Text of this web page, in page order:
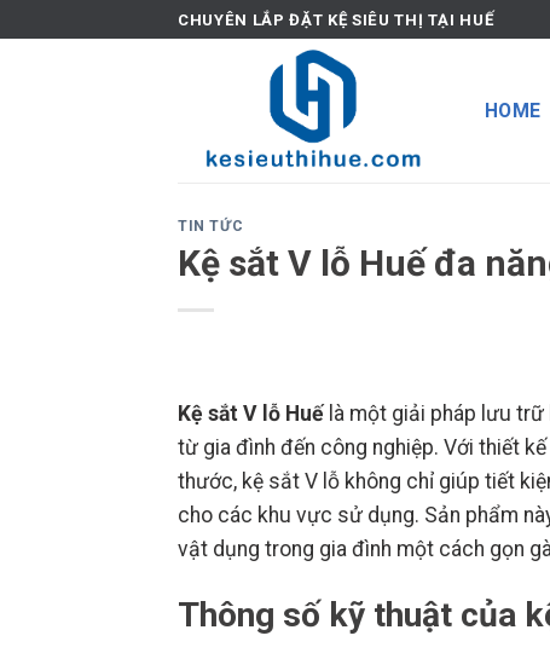
CHUYÊN LẮP ĐẶT KỆ SIÊU THỊ TẠI HUẾ
HOME
TIN TỨC
Kệ sắt V lỗ Huế đa
Kệ sắt V lỗ Huế là một giải pháp lưu
từ gia đình đến công nghiệp. Với thiết
thước, kệ sắt V lỗ không chỉ giúp tiết
cho các khu vực sử dụng. Sản phẩm
vật dụng trong gia đình một cách gọn
Thông số kỹ thuật của